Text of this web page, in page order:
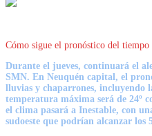
Cómo sigue el pronóstico del tiempo
Durante el jueves, continuará el
SMN. En Neuquén capital, el
lluvias y chaparrones, incluyendo
temperatura máxima será de 24º
el clima pasará a Inestable, con
sudoeste que podrían alcanzar los